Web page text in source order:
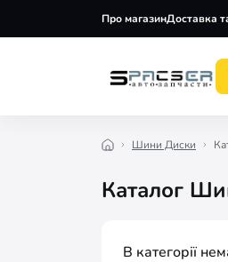
Про магазинДоставка
Шини Диски
Каталог
В категорії